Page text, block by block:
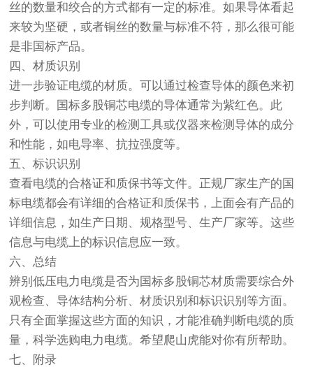
丝的数量和绞合的方式都有一定的标准。如果导体看起
来较为坚硬，或者铜丝的数量与标准不符，那么很可能
是非国标产品。
四、材质识别
进一步验证电缆的材质。可以通过检查导体的颜色来初
步判断。国标多股铜芯电缆的导体通常为紫红色。此
外，可以使用专业的检测工具或仪器来检测导体的成分
和性能，如电导率、抗拉强度等。
五、标识识别
查看电缆的合格证和质保书等文件。正规厂家生产的国
标电缆都会有详细的合格证和质保书，上面会有产品的
详细信息，如生产日期、规格型号、生产厂家等。这些
信息与电缆上的标识信息应一致。
六、总结
辨别低压电力电缆是否为国标多股铜芯材质需要综合外
观检查、导体结构分析、材质识别和标识识别等方面。
只有全面掌握这些方面的知识，才能准确判断电缆的质
量，科学选购电力电缆。希望爬山虎能对你有所帮助。
七、附录